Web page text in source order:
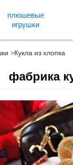
плюшевые
игрушки
Кукла из хлопка
фабрика